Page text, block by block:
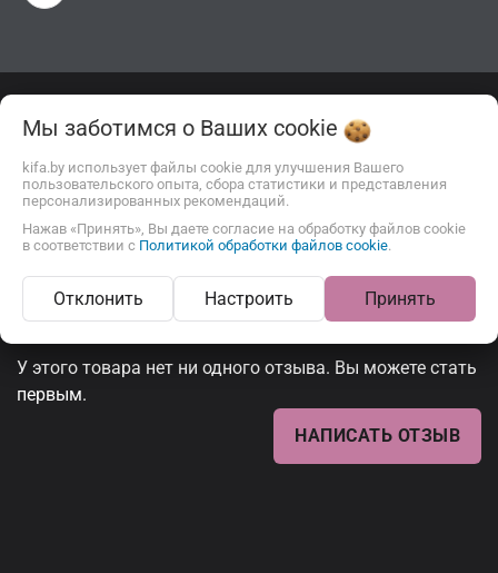
Описание Отзывы
Вафли с начинкой
Отзывы
У этого товара нет ни одного отзыва. Вы можете стать
первым.
НАПИСАТЬ ОТЗЫВ
Мы заботимся о Ваших cookie
kifa.by использует файлы cookie для улучшения Вашего
пользовательского опыта, сбора статистики и представления
персонализированных рекомендаций.
Нажав «Принять», Вы даете согласие на обработку файлов cookie
в соответствии с Политикой обработки файлов cookie.
Отклонить Настроить Принять